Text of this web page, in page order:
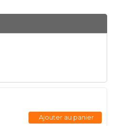
Ajouter au panier